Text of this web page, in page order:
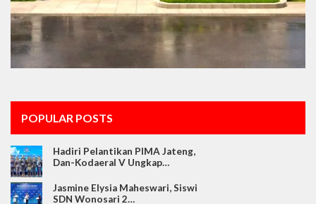
POPULAR POSTS
Hadiri Pelantikan PIMA Jateng,
Dan-Kodaeral V Ungkap…
Jasmine Elysia Maheswari, Siswi
SDN Wonosari 2…